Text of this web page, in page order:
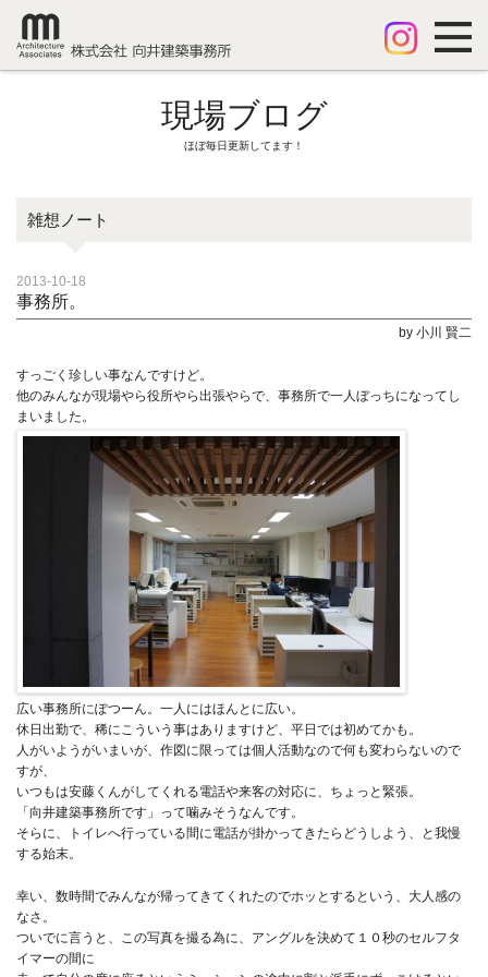
現場ブログ
ほぼ毎日更新してます！
雑想ノート
2013-10-18
事務所。
by 小川 賢二
すっごく珍しい事なんですけど。
他のみんなが現場やら役所やら出張やらで、事務所で一人ぼっちになってし
まいました。
広い事務所にぽつーん。一人にはほんとに広い。
休日出勤で、稀にこういう事はありますけど、平日では初めてかも。
人がいようがいまいが、作図に限っては個人活動なので何も変わらないので
すが、
いつもは安藤くんがしてくれる電話や来客の対応に、ちょっと緊張。
「向井建築事務所です」って噛みそうなんです。
そらに、トイレへ行っている間に電話が掛かってきたらどうしよう、と我慢
する始末。
幸い、数時間でみんなが帰ってきてくれたのでホッとするという、大人感の
なさ。
ついでに言うと、この写真を撮る為に、アングルを決めて１０秒のセルフタ
イマーの間に